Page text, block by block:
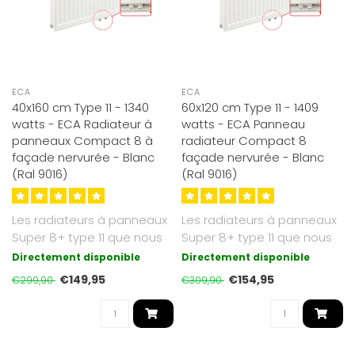
ECA
40x160 cm Type 11 - 1340
watts - ECA Radiateur à
panneaux Compact 8 à
façade nervurée - Blanc
(Ral 9016)
Les radiateurs à panneaux
Super 8+ type 11 que nous
proposons sont d'un blanc
s..
Directement disponible
€299,90 €149,95
ECA
60x120 cm Type 11 - 1409
watts - ECA Panneau
radiateur Compact 8
façade nervurée - Blanc
(Ral 9016)
Les radiateurs à panneaux
Super 8+ type 11 que nous
proposons sont d'un blanc
s..
Directement disponible
€309,90 €154,95